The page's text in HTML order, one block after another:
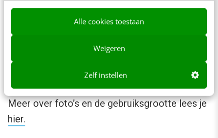
Alle cookies toestaan
Weigeren
Zelf instellen
vaak bepalen van waaruit de foto moet worden
Meer over foto’s en de gebruiksgrootte lees je
hier.